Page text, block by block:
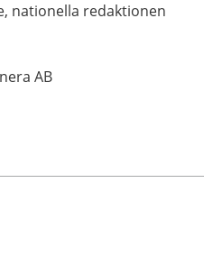
nationella redaktionen
AB